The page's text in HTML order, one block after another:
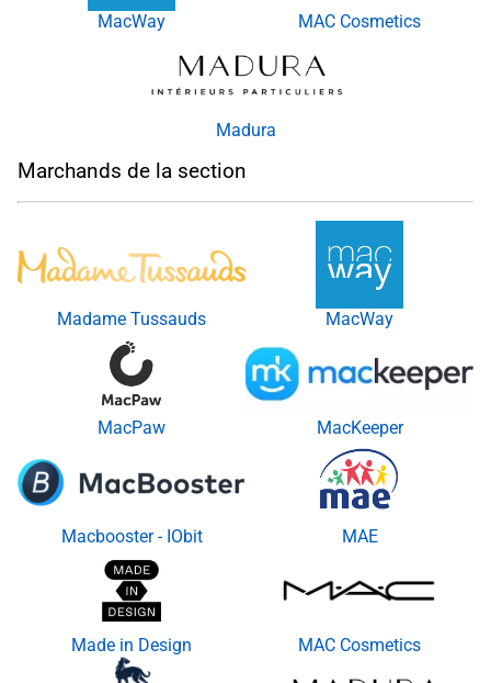
MacWay MAC Cosmetics
Madura
Marchands de la section
Madame Tussauds MacWay
MacPaw MacKeeper
Macbooster - IObit MAE
Made in Design MAC Cosmetics